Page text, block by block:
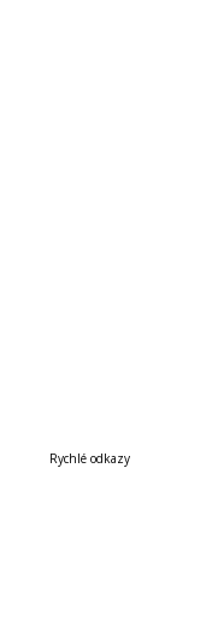
Rychlé odkazy